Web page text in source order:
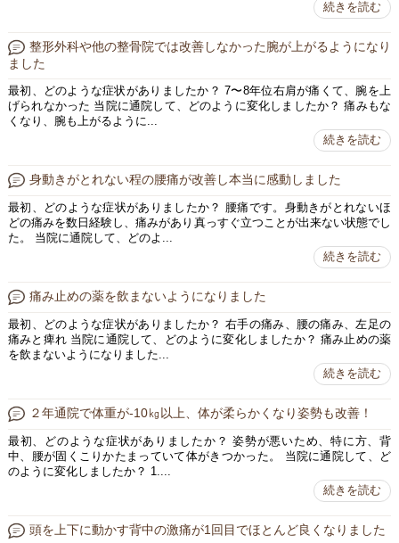
続きを読む
整形外科や他の整骨院では改善しなかった腕が上がるようになり
ました
最初、どのような症状がありましたか？ 7〜8年位右肩が痛くて、腕を上
げられなかった 当院に通院して、どのように変化しましたか？ 痛みもな
くなり、腕も上がるように...
続きを読む
身動きがとれない程の腰痛が改善し本当に感動しました
最初、どのような症状がありましたか？ 腰痛です。身動きがとれないほ
どの痛みを数日経験し、痛みがあり真っすぐ立つことが出来ない状態でし
た。 当院に通院して、どのよ...
続きを読む
痛み止めの薬を飲まないようになりました
最初、どのような症状がありましたか？ 右手の痛み、腰の痛み、左足の
痛みと痺れ 当院に通院して、どのように変化しましたか？ 痛み止めの薬
を飲まないようになりました...
続きを読む
２年通院で体重が-10㎏以上、体が柔らかくなり姿勢も改善！
最初、どのような症状がありましたか？ 姿勢が悪いため、特に方、背
中、腰が固くこりかたまっていて体がきつかった。 当院に通院して、ど
のように変化しましたか？ 1....
続きを読む
頭を上下に動かす背中の激痛が1回目でほとんど良くなりました